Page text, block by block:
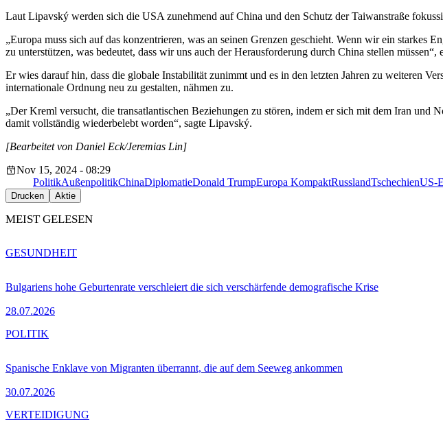
Laut Lipavský werden sich die USA zunehmend auf China und den Schutz der Taiwanstraße
„Europa muss sich auf das konzentrieren, was an seinen Grenzen geschieht. Wenn wir ein starkes
zu unterstützen, was bedeutet, dass wir uns auch der Herausforderung durch China stellen müssen“,
Er wies darauf hin, dass die globale Instabilität zunimmt und es in den letzten Jahren zu weiteren
internationale Ordnung neu zu gestalten, nähmen zu.
„Der Kreml versucht, die transatlantischen Beziehungen zu stören, indem er sich mit dem Iran
damit vollständig wiederbelebt worden“, sagte Lipavský.
[Bearbeitet von Daniel Eck/Jeremias Lin]
Nov 15, 2024 - 08:29
PolitikAußenpolitikChinaDiplomatieDonald TrumpEuropa KompaktRusslandTschechienUS-
Drucken Aktie
MEIST GELESEN
Bulgariens hohe Geburtenrate verschleiert die sich verschärfende demografische Krise
28.07.2026
GESUNDHEIT
Spanische Enklave von Migranten überrannt, die auf dem Seeweg ankommen
30.07.2026
POLITIK
VERTEIDIGUNG